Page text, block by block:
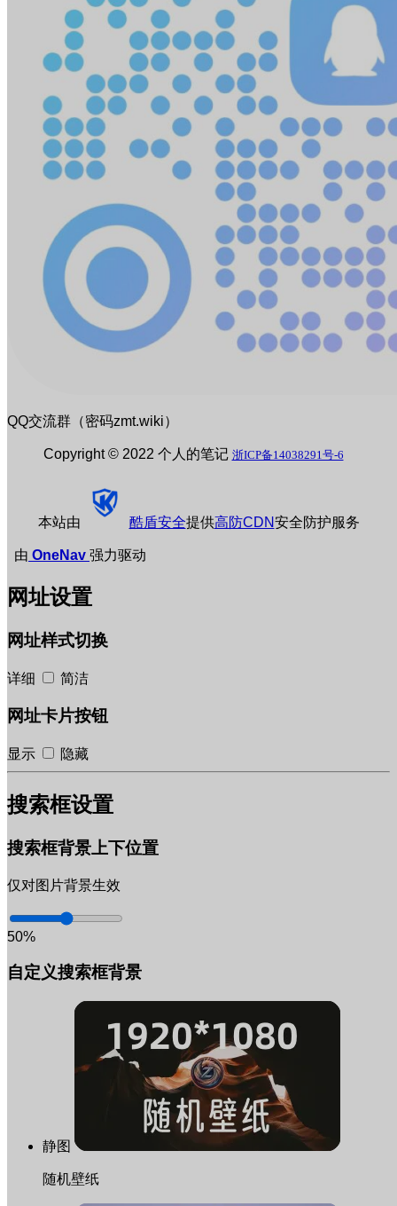
QQ交流群（密码zmt.wiki）
Copyright © 2022 个人的笔记 浙ICP备14038291号-6
本站由 酷盾安全提供高防CDN安全防护服务
由 OneNav 强力驱动
网址设置
网址样式切换
详细 简洁
网址卡片按钮
显示 隐藏
搜索框设置
搜索框背景上下位置
仅对图片背景生效
50%
自定义搜索框背景
静图
随机壁纸